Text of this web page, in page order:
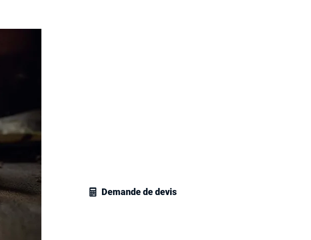
Demande de devis